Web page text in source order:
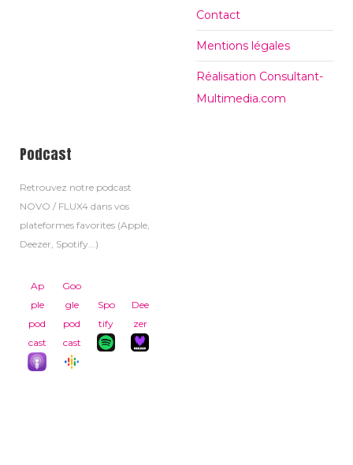
Contact
Mentions légales
Réalisation Consultant-
Multimedia.com
Podcast
Retrouvez notre podcast
NOVO / FLUX4 dans vos
plateformes favorites (Apple,
Deezer, Spotify...)
Ap
ple
pod
cast
Goo
gle
pod
cast
Spo
tify
Dee
zer